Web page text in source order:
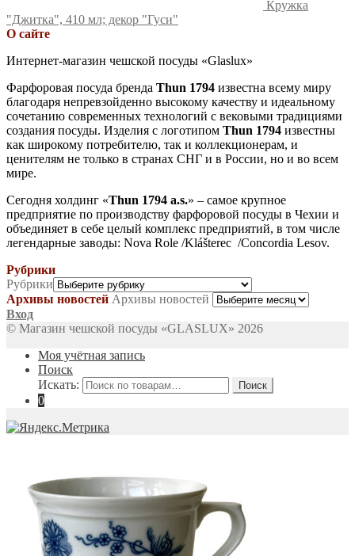
Кружка
"Джитка", 410 мл; декор "Гуси"
О сайте
Интернет-магазин чешской посуды «Glaslux»
Фарфоровая посуда бренда Thun 1794 известна всему миру
благодаря непревзойденно высокому качеству и идеальному
сочетанию современных технологий с вековыми традициями
создания посуды. Изделия с логотипом Thun 1794 известны
как широкому потребителю, так и коллекционерам, и
ценителям не только в странах СНГ и в России, но и во всем
мире.
Сегодня холдинг «Thun 1794 a.s.» – самое крупное
предприятие по производству фарфоровой посуды в Чехии и
объединяет в себе целый комплекс предприятий, в том числе
легендарные заводы: Nova Role /Klášterec /Concordia Lesov.
Рубрики
Рубрики
Архивы новостей Архивы новостей
Вход
© Магазин чешской посуды «GLASLUX» 2026
Моя учётная запись
Поиск
Искать:
Поиск
0